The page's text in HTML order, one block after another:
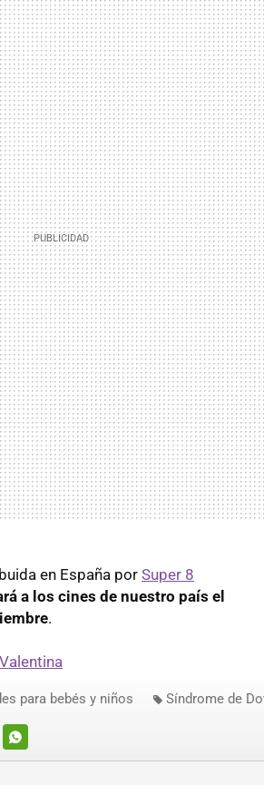
en España por Super 8
a los cines de nuestro país el
.
Valentina
WHATSAPP
para bebés y niños Síndrome de